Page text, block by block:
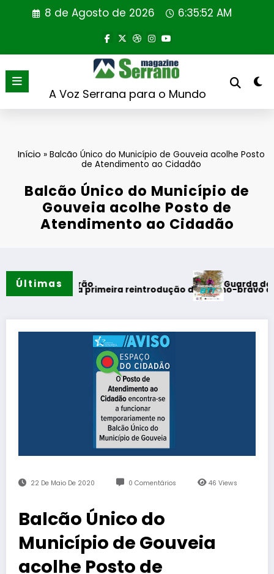
8 de Agosto de 2026 6:35:53 AM
A Voz Serrana para o Mundo
Início » Balcão Único do Município de Gouveia acolhe Posto
de Atendimento ao Cidadão
Balcão Único do Município de
Gouveia acolhe Posto de
Atendimento ao Cidadão
Últimas
verãoprimeira reintrodução de coelho-bravo em área
Guarda desafia
22 De Maio De 2020 0 Comentários 46Views
Balcão Único do
Município de Gouveia
acolhe Posto de